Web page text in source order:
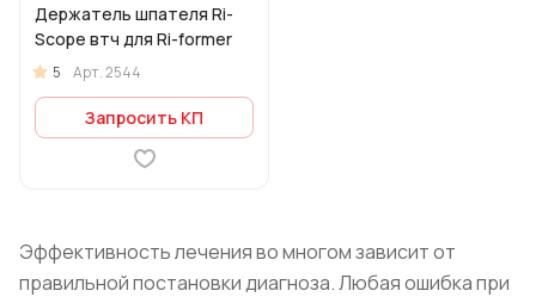
Держатель шпателя Ri-
Scope втч для Ri-former
5 Арт.2544
Запросить КП
Эффективность лечения во многом зависит от
правильной постановки диагноза. Любая ошибка при